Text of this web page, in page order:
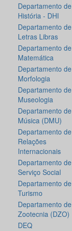
Departamento de
História - DHI
Departamento de
Letras Libras
Departamento de
Matemática
Departamento de
Morfologia
Departamento de
Museologia
Departamento de
Música (DMU)
Departamento de
Relações
Internacionais
Departamento de
Serviço Social
Departamento de
Turismo
Departamento de
Zootecnia (DZO)
DEQ